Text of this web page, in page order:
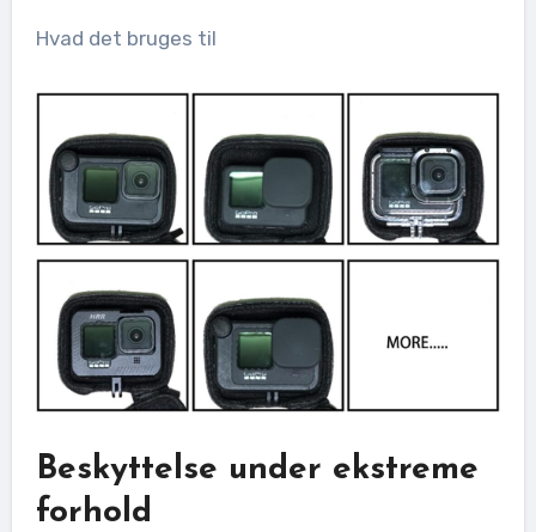
Hvad det bruges til
Beskyttelse under ekstreme
forhold